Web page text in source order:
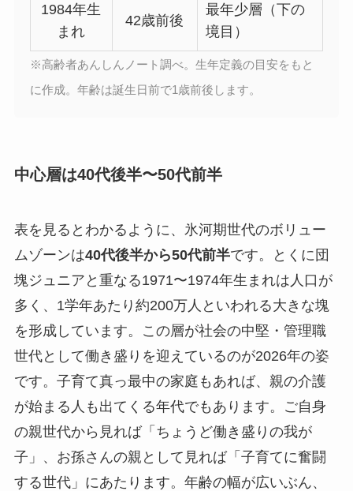
1984年生
まれ
42歳前後
最年少層（下の
境目）
※高齢者あんしんノート調べ。生年定義の目安をもと
に作成。年齢は誕生日前で1歳前後します。
中心層は40代後半〜50代前半
表を見るとわかるように、氷河期世代のボリュー
ムゾーンは40代後半から50代前半です。とくに団
塊ジュニアと重なる1971〜1974年生まれは人口が
多く、1学年あたり約200万人といわれる大きな塊
を形成しています。この層が社会の中堅・管理職
世代として働き盛りを迎えているのが2026年の姿
です。子育て真っ最中の家庭もあれば、親の介護
が始まる人も出てくる年代でもあります。ご自身
の親世代から見れば「ちょうど働き盛りの我が
子」、お孫さんの親として見れば「子育てに奮闘
する世代」にあたります。年齢の幅が広いぶん、